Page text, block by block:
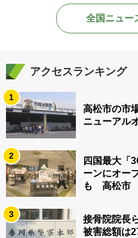
全国ニュー
アクセスランキング
1
高松市の市
ニューアル
2
四国最大「
ーンにオー
も 高松市
3
接骨院院長
被害総額は